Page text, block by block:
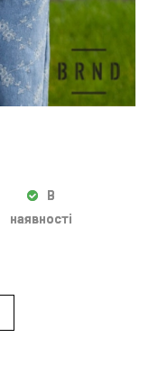
В
наявності